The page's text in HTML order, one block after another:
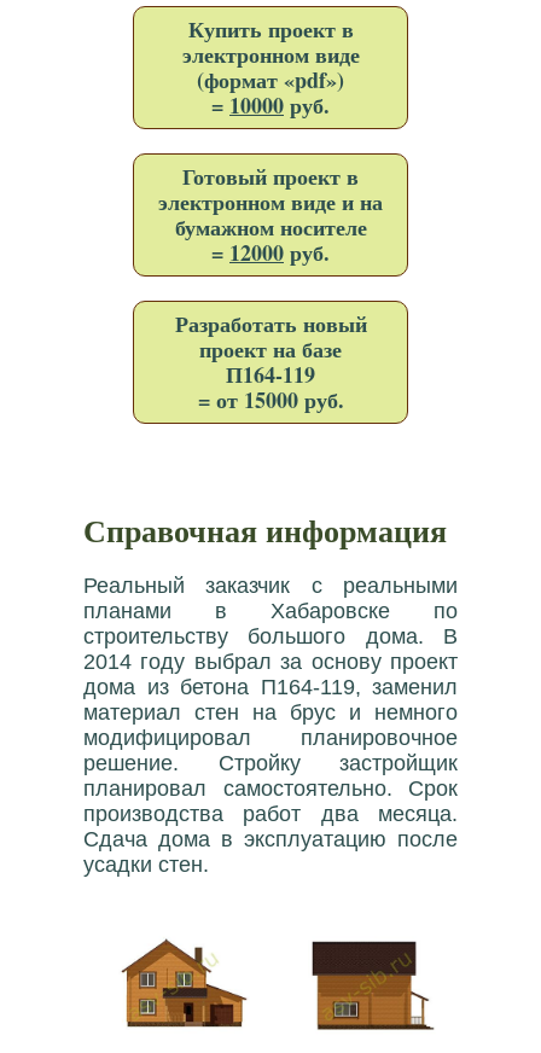
Купить проект в
электронном виде
(формат «pdf»)
= 10000руб.
Готовый проект в
электронном виде и на
бумажном носителе
= 12000руб.
Разработать новый
проект на базе
П164-119
= от 15000 руб.
Справочная информация
Реальный заказчик с реальными
планами в Хабаровске по
строительству большого дома. В
2014 году выбрал за основу проект
дома из бетона П164-119, заменил
материал стен на брус и немного
модифицировал планировочное
решение. Стройку застройщик
планировал самостоятельно. Срок
производства работ два месяца.
Сдача дома в эксплуатацию после
усадки стен.